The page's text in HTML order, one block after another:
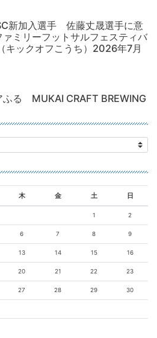
新加入選手 佐藤丈晟選手に意
ミリーフットサルフェスティバ
キックオフこうち）2026年7月
ふる MUKAI CRAFT BREWING
木 金 土 日
1 2
6 7 8 9
13 14 15 16
20 21 22 23
27 28 29 30